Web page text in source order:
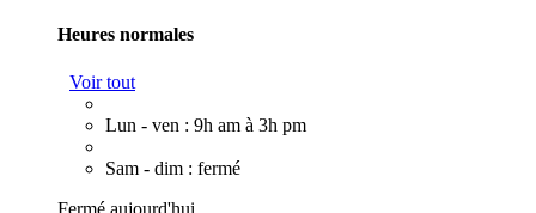
Heures normales
Voir tout
Lun - ven : 9h am à 3h pm
Sam - dim : fermé
Fermé aujourd'hui